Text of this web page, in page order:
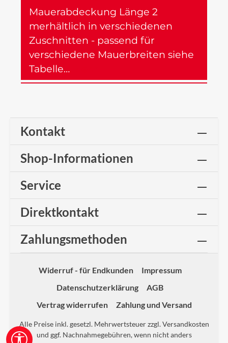
Mauerabdeckung Länge 2
merhältlich in verschiedenen
Zuschnitten - passend für
verschiedene Mauerbreiten siehe
Tabelle…
Kontakt
Shop-Informationen
Service
Direktkontakt
Zahlungsmethoden
Widerruf - für Endkunden
Impressum
Datenschutzerklärung
AGB
Vertrag widerrufen
Zahlung und Versand
Alle Preise inkl. gesetzl. Mehrwertsteuer zzgl.Versandkosten
und ggf. Nachnahmegebühren, wenn nicht anders
Werkzeugleiste anzeigen